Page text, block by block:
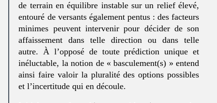
de terrain en équilibre instable sur un relief élevé,
entouré de versants également pentus : des facteurs
minimes peuvent intervenir pour décider de son
affaissement dans telle direction ou dans telle
autre. À l’opposé de toute prédiction unique et
inéluctable, la notion de « basculement(s) » entend
ainsi faire valoir la pluralité des options possibles
et l’incertitude qui en découle.